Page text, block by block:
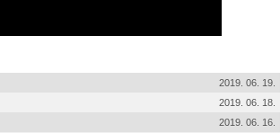
2019. 06. 19.
2019. 06. 18.
2019. 06. 16.